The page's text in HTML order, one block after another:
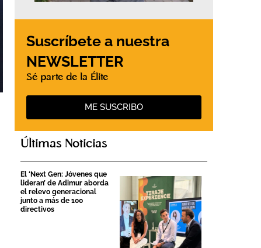
Suscríbete a nuestra
NEWSLETTER
Sé parte de la Élite
ME SUSCRIBO
Últimas Noticias
El ‘Next Gen: Jóvenes que
lideran’ de Adimur aborda
el relevo generacional
junto a más de 100
directivos